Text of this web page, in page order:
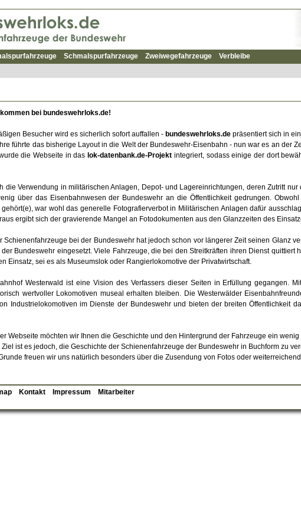
Schmalspurfahrzeuge Zweiwegefahrzeuge Verbleibe
bei bundeswehrloks.de!
Besucher wird es sicherlich sofort auffallen - bundeswehrloks.de präsentiert sich in
führte das bisherige Layout in die Welt der Bundeswehr-Eisenbahn - nun war es an der
die Webseite in das lok-datenbank.de-Projekt integriert, sodass einige der dort
die Verwendung in militärischen Anlagen, Depot- und Lagereinrichtungen, deren Zutritt
über das Eisenbahnwesen der Bundeswehr an die Öffentlichkeit gedrungen.
gehört(e), war wohl das generelle Fotografierverbot in Militärischen Anlagen dafür
ergibt sich der gravierende Mangel an Fotodokumenten aus den Glanzzeiten des
Schienenfahrzeuge bei der Bundeswehr hat jedoch schon vor längerer Zeit seinen Glanz
Bundeswehr eingesetzt. Viele Fahrzeuge, die bei den Streitkräften ihren Dienst
Einsatz, sei es als Museumslok oder Rangierlokomotive der Privatwirtschaft.
Westerwald ist eine Vision des Verfassers dieser Seiten in Erfüllung gegangen.
wertvoller Lokomotiven museal erhalten bleiben. Die Westerwälder
Industrielokomotiven im Dienste der Bundeswehr und bieten der breiten Öffentlichkeit
Webseite möchten wir Ihnen die Geschichte und den Hintergrund der Fahrzeuge ein
Ziel ist es jedoch, die Geschichte der Schienenfahrzeuge der Bundeswehr in Buchform zu
freuen wir uns natürlich besonders über die Zusendung von Fotos oder
Kontakt Impressum Mitarbeiter